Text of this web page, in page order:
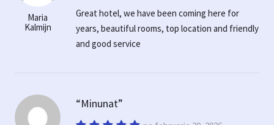
Maria
Kalmijn
Great hotel, we have been coming here for
years, beautiful rooms, top location and friendly
and good service
Minunat